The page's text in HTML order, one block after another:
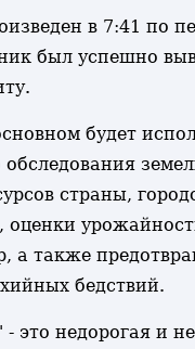
в 7:41 по
был успешно
будет
обследования
страны,
оценки
а также
бедствий.
это недорогая и